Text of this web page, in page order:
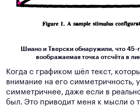
Шиано и Тверски обнаружили, что 45-
воображаемая точка отсчёта в
Когда с графиком шёл текст,
внимание на его симметричность,
симметричнее, даже если в
был. Это приводит меня к мысли о